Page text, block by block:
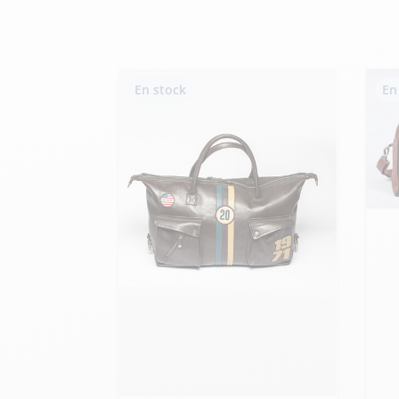
Gilets cuir & fourrure
Bottines femme cuir
24h Le Mans Cockpit USA
En stock